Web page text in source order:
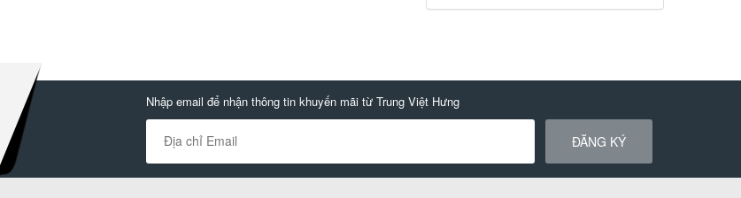
Nhập email để nhận thông tin khuyến mãi từ Trung Việt Hưng
ĐĂNG KÝ